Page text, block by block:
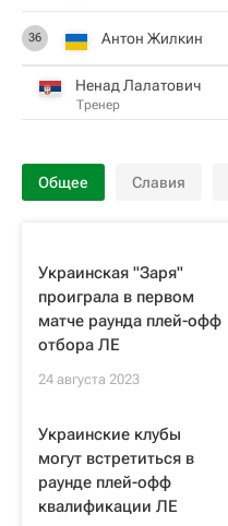
36 Антон Жилкин
Ненад Лалатович
Тренер
Общее Славия
Украинская "Заря"
проиграла в первом
матче раунда плей-офф
отбора ЛЕ
24 августа 2023
Украинские клубы
могут встретиться в
раунде плей-офф
квалификации ЛЕ